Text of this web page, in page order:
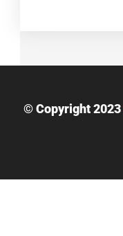
© Copyright 2023